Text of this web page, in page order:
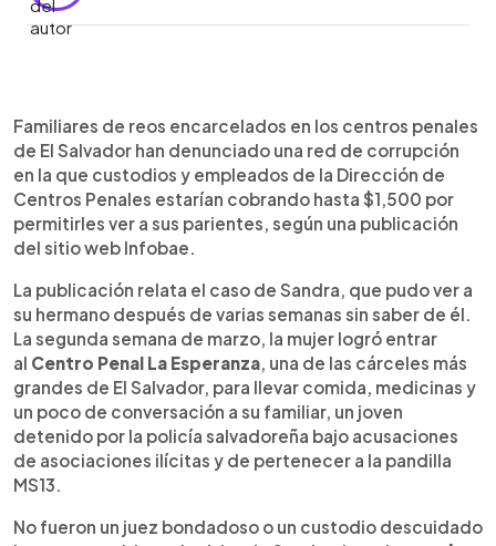
Escuchar artículo
Familiares de reos encarcelados en los centros penales
de El Salvador han denunciado una red de corrupción
en la que custodios y empleados de la Dirección de
Centros Penales estarían cobrando hasta $1,500 por
permitirles ver a sus parientes, según una publicación
del sitio web Infobae.
La publicación relata el caso de Sandra, que pudo ver a
su hermano después de varias semanas sin saber de él.
La segunda semana de marzo, la mujer logró entrar
al Centro Penal La Esperanza , una de las cárceles más
grandes de El Salvador, para llevar comida, medicinas y
un poco de conversación a su familiar, un joven
detenido por la policía salvadoreña bajo acusaciones
de asociaciones ilícitas y de pertenecer a la pandilla
MS13.
No fueron un juez bondadoso o un custodio descuidado